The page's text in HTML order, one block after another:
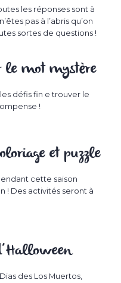
les réponses sont à
pas à l’abris qu’on
sortes de questions !
le mot mystère
défis fin e trouver le
!
et puzzle
cette saison
! Des activités seront à
des Los Muertos,